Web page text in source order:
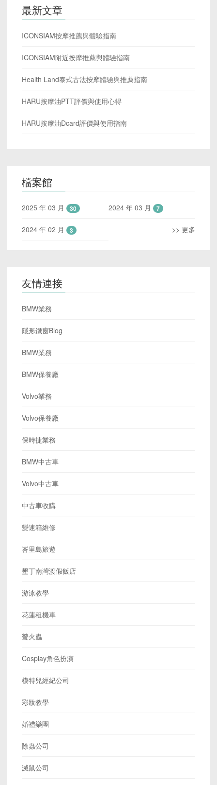
最新文章
ICONSIAM按摩推薦與體驗指南
ICONSIAM附近按摩推薦與體驗指南
Health Land泰式古法按摩體驗與推薦指南
HARU按摩油PTT評價與使用心得
HARU按摩油Dcard評價與使用指南
檔案館
2025 年 03 月 30 2024 年 03 月 7
2024 年 02 月 3 >> 更多
友情連接
BMW業務
隱形鐵窗Blog
BMW業務
BMW保養廠
Volvo業務
Volvo保養廠
保時捷業務
BMW中古車
Volvo中古車
中古車收購
變速箱維修
峇里島旅遊
墾丁南灣渡假飯店
游泳教學
花蓮租機車
螢火蟲
Cosplay角色扮演
模特兒經紀公司
彩妝教學
婚禮樂團
除蟲公司
滅鼠公司